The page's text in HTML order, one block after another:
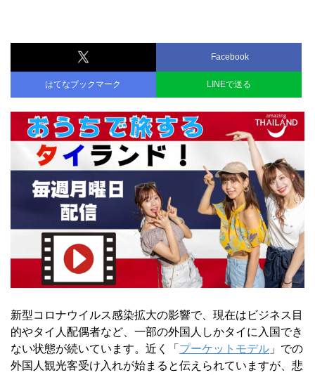
Facebook
はてなブックマーク LINEで送る
新型コロナウイルス感染拡大の影響で、現在はビジネス目
的やタイ人配偶者など、一部の外国人しかタイに入国でき
ない状態が続いています。近く「 プーケットモデル 」での
外国人観光客受け入れが始まると伝えられていますが、悲